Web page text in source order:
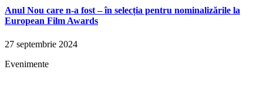
Anul Nou care n-a fost – în selecția pentru nominalizările la
European Film Awards
27 septembrie 2024
Evenimente